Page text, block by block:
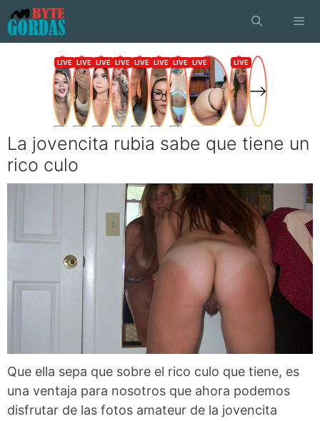
Saltar
al
contenido
La jovencita rubia sabe que tiene un
rico culo
Que ella sepa que sobre el rico culo que tiene, es
una ventaja para nosotros que ahora podemos
disfrutar de las fotos amateur de la jovencita